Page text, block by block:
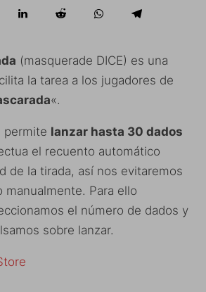
(masquerade DICE) es una
la tarea a los jugadores de
«.
permite lanzar hasta 30 dados
el recuento automático
de la tirada, así nos evitaremos
manualmente. Para ello
el número de dados y
sobre lanzar.